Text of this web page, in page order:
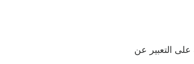
التعبير عن